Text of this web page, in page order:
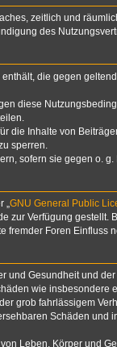
zeitlich und
des
die gegen
diese
die Inhalte von
sperren.
sofern sie gegen o.
„GNU General Public
zur Verfügung
fremder Foren Einfluss
und Gesundheit und
wie insbesondere
grob fahrlässigem
Schäden
Leben, Körper und